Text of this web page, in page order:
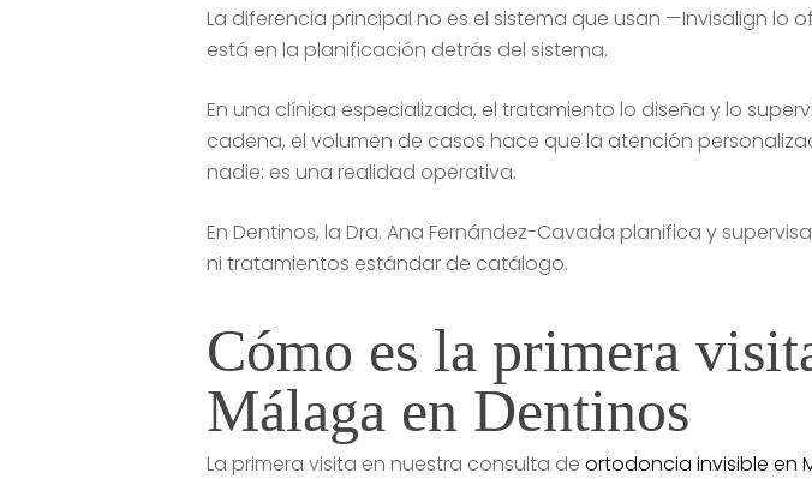
La diferencia principal no es el sistema que usan —Invisalign
está en la planificación detrás del sistema.
En una clínica especializada, el tratamiento lo diseña y lo
cadena, el volumen de casos hace que la atención
nadie: es una realidad operativa.
En Dentinos, la Dra. Ana Fernández-Cavada planifica y
ni tratamientos estándar de catálogo.
Cómo es la primera
Málaga en Dentinos
La primera visita en nuestra consulta deortodoncia invisible en